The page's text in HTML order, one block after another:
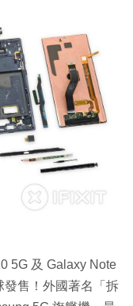
5G 及 Galaxy Note
發售！外國著名「拆